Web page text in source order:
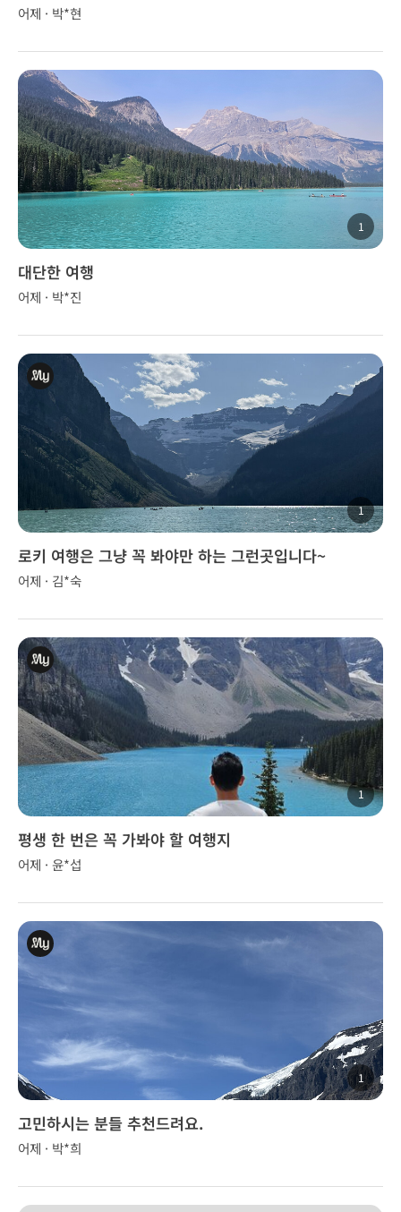
어제 · 박*현
1
대단한 여행
어제 · 박*진
1
로키 여행은 그냥 꼭 봐야만 하는 그런곳입니다~
어제 · 김*숙
1
평생 한 번은 꼭 가봐야 할 여행지
어제 · 윤*섭
1
고민하시는 분들 추천드려요.
어제 · 박*희